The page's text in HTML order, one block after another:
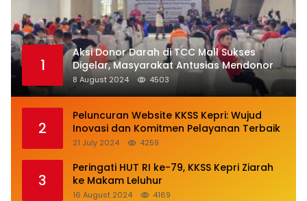
1
Aksi Donor Darah di TCC Mall Sukses
Digelar, Masyarakat Antusias Mendonor
8 August 2024 4503
2
Peluncuran Website KKSS Kepri: Wujud
Inovasi dan Komitmen Pelayanan Terbaik
21 July 2024 4259
3
Peringati HUT RI ke-79, KKSS Kepri Ziarah
ke Makam Leluhur
16 August 2024 4169